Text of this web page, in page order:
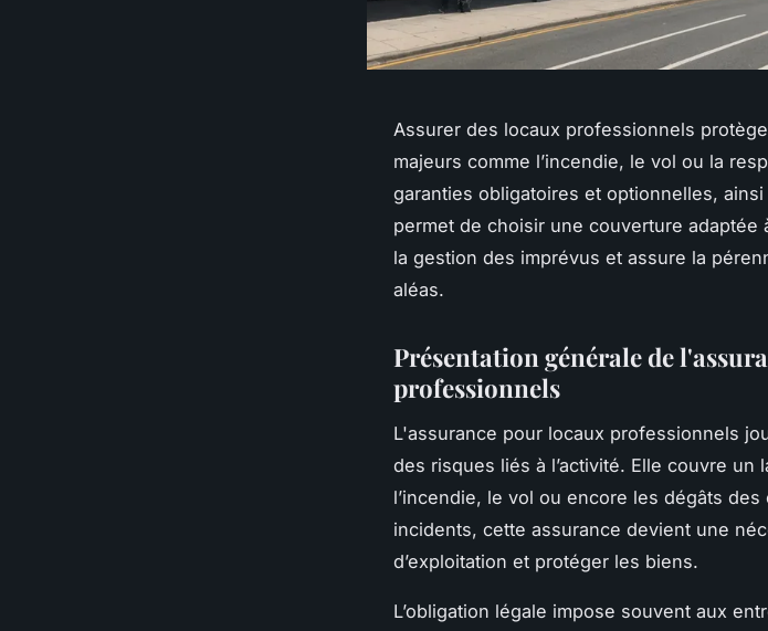
Assurer des locaux professionnels
majeurs comme l’incendie, le vol ou la
garanties obligatoires et optionnelles,
permet de choisir une couverture
la gestion des imprévus et assure la
aléas.
Présentation générale de
professionnels
L'assurance pour locaux professionnels
des risques liés à l’activité. Elle couvre
l’incendie, le vol ou encore les dégâts des
incidents, cette assurance devient une
d’exploitation et protéger les biens.
L’obligation légale impose souvent aux